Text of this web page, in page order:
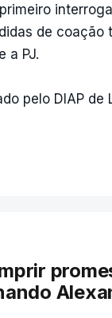
de coação
a PJ.
pelo DIAP de